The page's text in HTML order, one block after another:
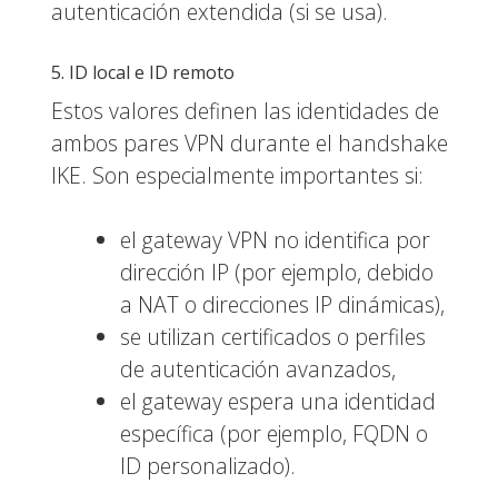
autenticación extendida (si se usa).
5. ID local e ID remoto
Estos valores definen las identidades de
ambos pares VPN durante el handshake
IKE. Son especialmente importantes si:
el gateway VPN no identifica por
dirección IP (por ejemplo, debido
a NAT o direcciones IP dinámicas),
se utilizan certificados o perfiles
de autenticación avanzados,
el gateway espera una identidad
específica (por ejemplo, FQDN o
ID personalizado).